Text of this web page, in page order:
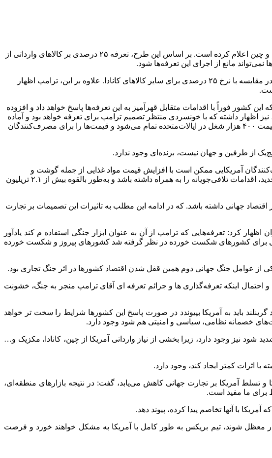
ارتباط فردا: دونالد ترامپ، رئیس‌جمهور آمریکا، به‌تازگی برنامه‌هایی برای اعمال تعرفه‌های جدید بر واردات از مکزیک، کانادا و چین اعلام کرده است. بر اساس این طرح، تعرفه ۲۵ درصدی بر کالاهای وارداتی از
وی همچنین به احتمال استثناء قائل شدن برای نفت کانادا اشاره کرده و گفته است که نرخ تعرفه نفت ۱۰ درصد خواهد بود، در مقایسه با نرخ ۲۵ درصدی برای سایر کالاهای کانادا. علاوه بر این، ترامپ اظهار
فوراً با اقدامات متقابل قهرآمیز به این تعرفه‌ها پاسخ خواهد داد و افزوده
اظهار داشته که با خونسردی منتظر تصمیم ترامپ برای تعرفه خواهد بود و آماده
ادامه گفت‌وگوهای مرزی است. وی قبلاً نیز گفته بود مکزیک تلافی خواهد کرد و استدلال کرده بود که تعرفه‌های ترامپ به قیمت ۴۰۰ هزار شغل در ایالات‌متحده تمام می‌شود و قیمت‌ها را برای مصرف‌کنندگان
از طرفین و جهان نیست، برنده‌ای وجود ندارد.
آمریکایی ممکن است با افزایش قیمت مواد غذایی از جمله گوشت و
محصولات لبنی تا میوه و سبزی‌های تازه مواجه شوند. همچنین، پیش‌بینی می‌شود که تصمیم ترامپ برای اعمال تعرفه‌های جدید، اقدامات تلافی‌جویانه را به همراه داشته باشد و به‌طور بالقوه بیش از ۲.۱ تریلیون
جهانی داشته باشد. که در ادامه این مطلب به تاثیرات این تصمیمات بر تجارت
کرد: تعرفه‌هایی که ترامپ از آن به عنوان ابزار جنگی استفاده م‌ کند یادآور
میلادی دوره ای بود که علیرغم اینکه جریمه‌هایی برای کشورهای شکست خورده در نظر گرفته شد کشورهای پیروز و شکست خورده
از عوامل جنگ جهانی دوم همین قفل شدن اقتصاد کشورها در اثر جنگ تجاری بود.
احتمال اینکه تعرفه‌گذاری ها و جرائم تعرفه ای آقای ترامپ منجر به جنگ، خشونت
گرینلند باید به آمریکا بپیوندد در صورت پاسخ این کشورها شرایط را سخت تر خواهد
خصمانه نظامی، سیاسی و امنیتی هم شود وجود دارد.
نیز وجود دارد، زیرا بخشی از نیاز وارداتی آمریکا از چین، کانادا، مکزیک و…
اثرات کمتر ایجاد کند، وجود دارد.
و تسلط آمریکا بر تجارت جهانی کاهش می‌یابد، گفت: در نتیجه بازارهای منطقه‌ای،
برای ما مفید است.
با آنها تخاصم پیدا کرده، پیوند دهد.
معظل شوند، تیم بریکس به طور کامل با آمریکا به مشکل خواهند خورد و فرصت